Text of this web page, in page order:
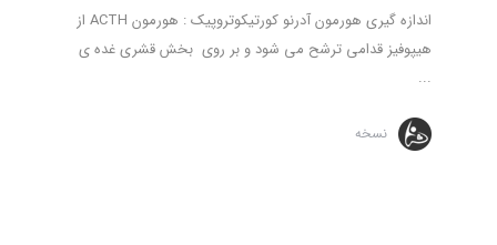
اندازه گیری هورمون آدرنو کورتیکوتروپیک : هورمون ACTH از
هیپوفیز قدامی ترشح می شود و بر روی بخش قشری غده ی
...
نسخه